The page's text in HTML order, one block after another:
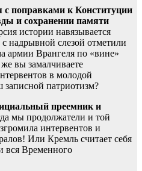
с поправками к Конституции
и сохранении памяти
истории навязывается
надрывной слезой отметили
армии Врангеля по «вине»
вы замалчиваете
в молодой
патриотизм?
преемник и
мы продолжатели и той
интервентов и
Или Кремль считает себя
вся Временного